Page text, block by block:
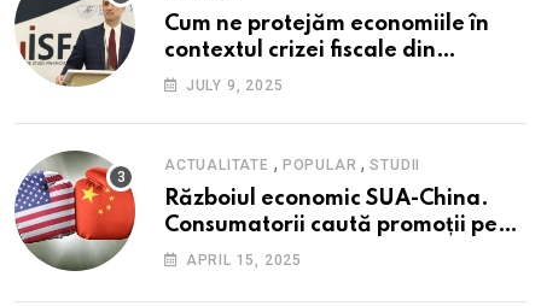
Cum ne protejăm economiile în
contextul crizei fiscale din
România- Valentin Ionescu,
Financiare (ISF)
JULY 9, 2025
ACTUALITATE , POPULAR ,STUDII
Războiul economic SUA-China.
Consumatorii caută promoții pe
fondul scumpirilor, mai ales la
APRIL 15, 2025